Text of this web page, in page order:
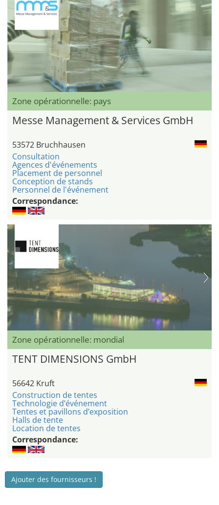
Zone opérationnelle: pays
Messe Management & Services GmbH
53572 Bruchhausen
Consultation
Agences d'événements
Placement de personnel
Conception de stands
Personnel de l'événement
Correspondance:
Zone opérationnelle: mondial
TENT DIMENSIONS GmbH
56642 Kruft
Construction de tentes
Technologie d’événement
Tentes et pavillons d’exposition
Halls de tente
Location de tentes
Correspondance:
Ajouter des fournisseurs !